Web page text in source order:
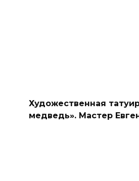
Художественная
медведь». Мастер